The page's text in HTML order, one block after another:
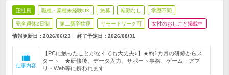
正社員 職種・業種未経験OK 急募 転勤なし 学歴不問
完全週休2日制 第二新卒歓迎 リモートワーク可 女性のおしごと掲載中
情報更新日：2026/06/23 終了予定日： 2026/08/31
仕事内容
【PCに触ったことがなくても大丈夫♪】★約1カ月の研修からス
タート ★研修後、データ入力、サポート事務、ゲーム・アプ
リ・Web等に携われます